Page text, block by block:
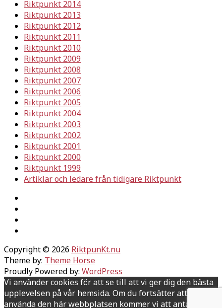
Riktpunkt 2014
Riktpunkt 2013
Riktpunkt 2012
Riktpunkt 2011
Riktpunkt 2010
Riktpunkt 2009
Riktpunkt 2008
Riktpunkt 2007
Riktpunkt 2006
Riktpunkt 2005
Riktpunkt 2004
Riktpunkt 2003
Riktpunkt 2002
Riktpunkt 2001
Riktpunkt 2000
Riktpunkt 1999
Artiklar och ledare från tidigare Riktpunkt
Copyright © 2026 RiktpunKt.nu
Theme by: Theme Horse
Proudly Powered by: WordPress
Vi använder cookies för att se till att vi ger dig den bästa
upplevelsen på vår hemsida. Om du fortsätter att
använda den här webbplatsen kommer vi att anta att du